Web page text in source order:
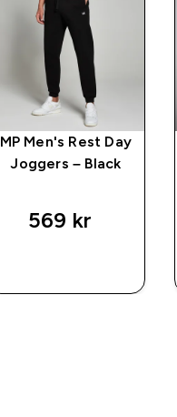
MP Men's Rest Day
Joggers – Black
569 kr‎